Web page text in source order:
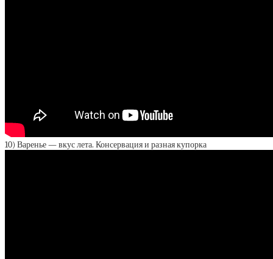
10) Варенье — вкус лета. Консервация и разная купорка